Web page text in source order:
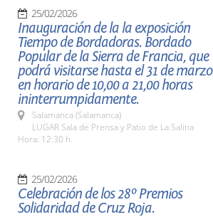
25/02/2026
Inauguración de la la exposición
Tiempo de Bordadoras. Bordado
Popular de la Sierra de Francia, que
podrá visitarse hasta el 31 de marzo
en horario de 10,00 a 21,00 horas
ininterrumpidamente.
Salamanca (Salamanca)
LUGAR Sala de Prensa y Patio de La Salina
Hora: 12:30 h.
25/02/2026
Celebración de los 28º Premios
Solidaridad de Cruz Roja.